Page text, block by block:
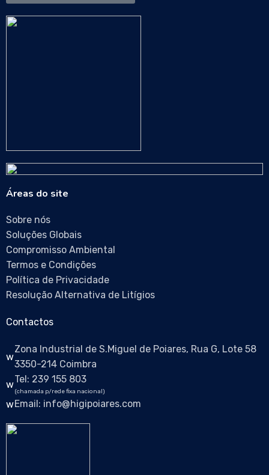
Áreas do site
Sobre nós
Soluções Globais
Compromisso Ambiental
Termos e Condições
Política de Privacidade
Resolução Alternativa de Litígios
Contactos
Zona Industrial de S.Miguel de Poiares, Rua G, Lote 58
3350-214 Coimbra
Tel: 239 155 803
(chamada p/rede fixa nacional)
Email: info@higipoiares.com